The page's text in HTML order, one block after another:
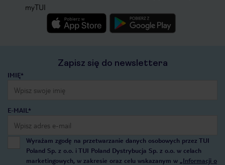
myTUI
Zapisz się do newslettera
IMIĘ*
E-MAIL*
Wyrażam zgodę na przetwarzanie danych osobowych przez TUI
Poland Sp. z o.o. i TUI Poland Dystrybucja Sp. z o.o. w celach
marketingowych, w zakresie oraz celu wskazanym w „Informacji o